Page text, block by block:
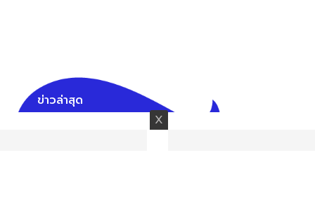
ข่าวล่าสุด